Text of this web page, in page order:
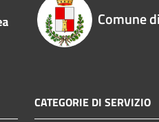
Comune
CATEGORIE DI SERVIZIO